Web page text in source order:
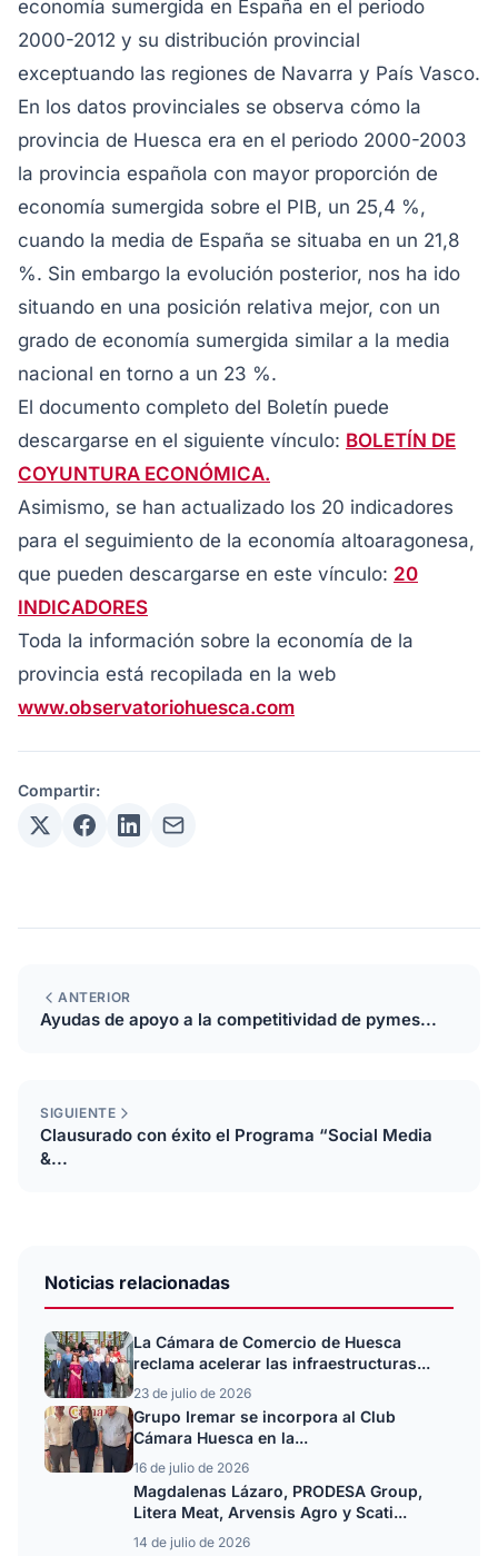
economía sumergida en España en el periodo
2000-2012 y su distribución provincial
exceptuando las regiones de Navarra y País Vasco.
En los datos provinciales se observa cómo la
provincia de Huesca era en el periodo 2000-2003
la provincia española con mayor proporción de
economía sumergida sobre el PIB, un 25,4 %,
cuando la media de España se situaba en un 21,8
%. Sin embargo la evolución posterior, nos ha ido
situando en una posición relativa mejor, con un
grado de economía sumergida similar a la media
nacional en torno a un 23 %.
El documento completo del Boletín puede
descargarse en el siguiente vínculo: BOLETÍN DE
COYUNTURA ECONÓMICA.
Asimismo, se han actualizado los 20 indicadores
para el seguimiento de la economía altoaragonesa,
que pueden descargarse en este vínculo: 20
INDICADORES
Toda la información sobre la economía de la
provincia está recopilada en la web
www.observatoriohuesca.com
Compartir:
ANTERIOR
Ayudas de apoyo a la competitividad de pymes...
SIGUIENTE
Clausurado con éxito el Programa “Social Media
&...
Noticias relacionadas
La Cámara de Comercio de Huesca
reclama acelerar las infraestructuras...
23 de julio de 2026
Grupo Iremar se incorpora al Club
Cámara Huesca en la...
16 de julio de 2026
Magdalenas Lázaro, PRODESA Group,
Litera Meat, Arvensis Agro y Scati...
14 de julio de 2026